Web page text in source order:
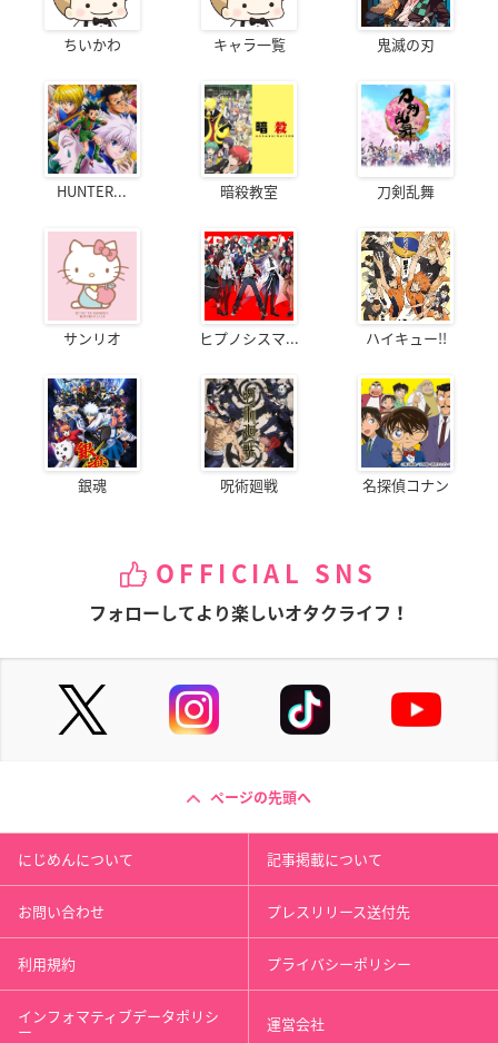
ちいかわ キャラ一覧 鬼滅の刃
HUNTER... 暗殺教室 刀剣乱舞
サンリオ ヒプノシスマ... ハイキュー!!
銀魂 呪術廻戦 名探偵コナン
OFFICIAL SNS
フォローしてより楽しいオタクライフ！
ページの先頭へ
にじめんについて 記事掲載について
お問い合わせ プレスリリース送付先
利用規約 プライバシーポリシー
インフォマティブデータポリシ
ー 運営会社